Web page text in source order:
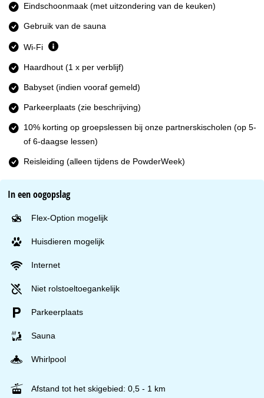
Eindschoonmaak (met uitzondering van de keuken)
Gebruik van de sauna
Wi-Fi
Haardhout (1 x per verblijf)
Babyset (indien vooraf gemeld)
Parkeerplaats (zie beschrijving)
10% korting op groepslessen bij onze partnerskischolen (op 5-
of 6-daagse lessen)
Reisleiding (alleen tijdens de PowderWeek)
In een oogopslag
Flex-Option mogelijk
Huisdieren mogelijk
Internet
Niet rolstoeltoegankelijk
Parkeerplaats
Sauna
Whirlpool
Afstand tot het skigebied: 0,5 - 1 km